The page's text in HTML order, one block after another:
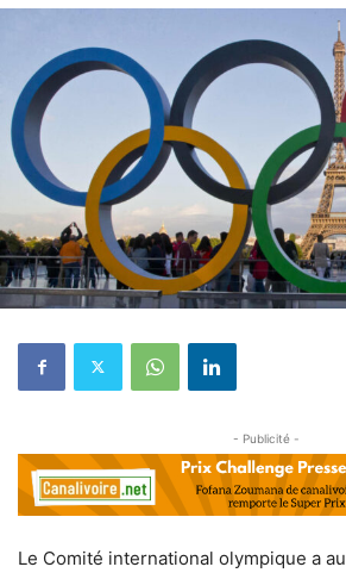
- Publicité -
Le Comité international olympique a